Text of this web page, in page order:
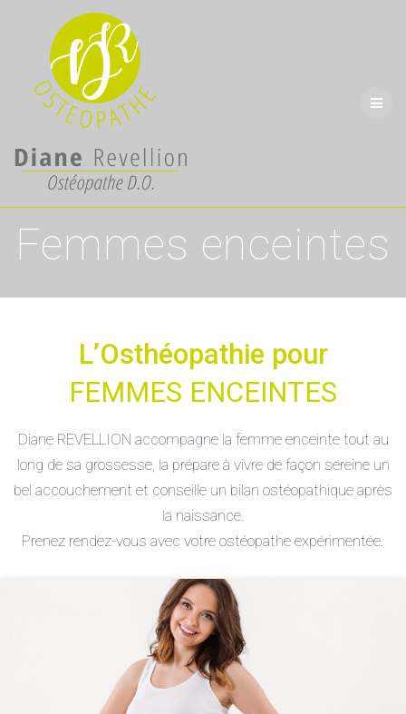
Femmes enceintes
L’Osthéopathie pour
FEMMES ENCEINTES
Diane REVELLION accompagne la femme enceinte tout au
long de sa grossesse, la prépare à vivre de façon sereine un
bel accouchement et conseille un bilan ostéopathique après
la naissance.
Prenez rendez-vous avec votre ostéopathe expérimentée.